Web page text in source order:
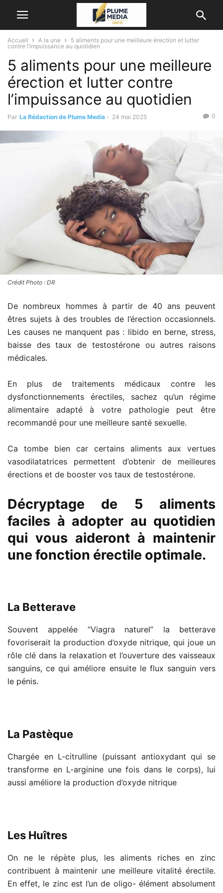
Accueil A la une
5 aliments pour une meilleure érection et lutter
contre l’impuissance au quotidien
5 aliments pour une meilleure
érection et lutter contre
l’impuissance au quotidien
Par La Rédaction de Plume Media - 24 mai 2025 0
Crédit Photo : DR
De nombreux hommes à partir de 40 ans peuvent
êtres sujets à des troubles de l’érection occasionnels.
Les causes ne manquent pas : libido en berne, stress,
baisse des taux de testostérone ou autres raisons
médicales.
En plus de traitements médicaux contre les
dysfonctionnements érectiles, sachez qu’un régime
alimentaire adapté à votre pathologie peut être
recommandé pour une meilleure santé sexuelle.
Ca tombe bien car certains aliments aux vertues
vasodilatatrices permettent d’obtenir de meilleures
érections et de booster vos taux de testostérone.
Décryptage de 5 aliments
faciles à adopter au quotidien
qui vous aideront à maintenir
une fonction érectile optimale.
La Betterave
Souvent appelée “Viagra naturel” la betterave
fovoriserait la production d’oxyde nitrique, qui joue un
rôle clé dans la relaxation et l’ouverture des vaisseaux
sanguins, ce qui améliore ensuite le flux sanguin vers
le pénis.
La Pastèque
Chargée en L-citrulline (puissant antioxydant qui se
transforme en L-arginine une fois dans le corps), lui
aussi améliore la production d’oxyde nitrique
Les Huîtres
On ne le répète plus, les aliments riches en zinc
contribuent à maintenir une meilleure vitalité érectile.
En effet, le zinc est l’un de oligo- élément absolument